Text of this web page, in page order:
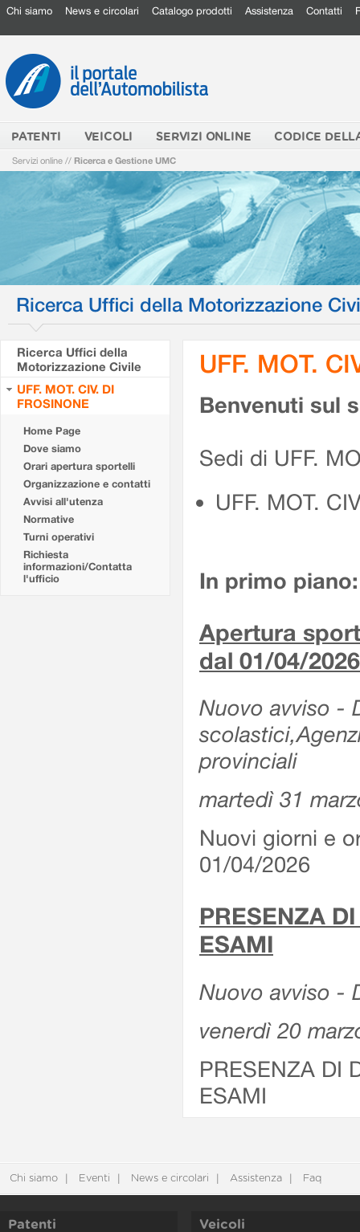
Chi siamo News e circolari Catalogo prodotti Assistenza Contatti
PATENTI VEICOLI SERVIZI ONLINE CODICE
Servizi online // Ricerca e Gestione UMC
Ricerca Uffici della Motorizzazione
Ricerca Uffici della
Motorizzazione Civile
UFF. MOT. CIV. DI
FROSINONE
Home Page
Dove siamo
Orari apertura sportelli
Organizzazione e contatti
Avvisi all'utenza
Normative
Turni operativi
Richiesta
informazioni/Contatta
l'ufficio
UFF. MOT.
Benvenuti sul
Sedi di UFF.
UFF. MOT.
In primo piano:
Apertura
dal 01/04/2026
Nuovo avviso -
provinciali
martedì 31
Nuovi giorni e
01/04/2026
PRESENZA
ESAMI
Nuovo avviso -
venerdì 20
PRESENZA DI
ESAMI
Chi siamo Eventi News e circolari Assistenza Faq
Patenti Veicoli